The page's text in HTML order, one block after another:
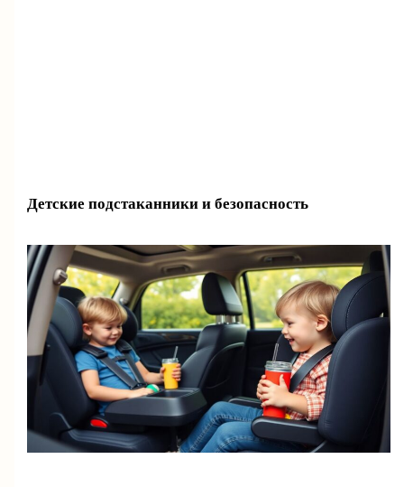
Детские подстаканники и безопасность